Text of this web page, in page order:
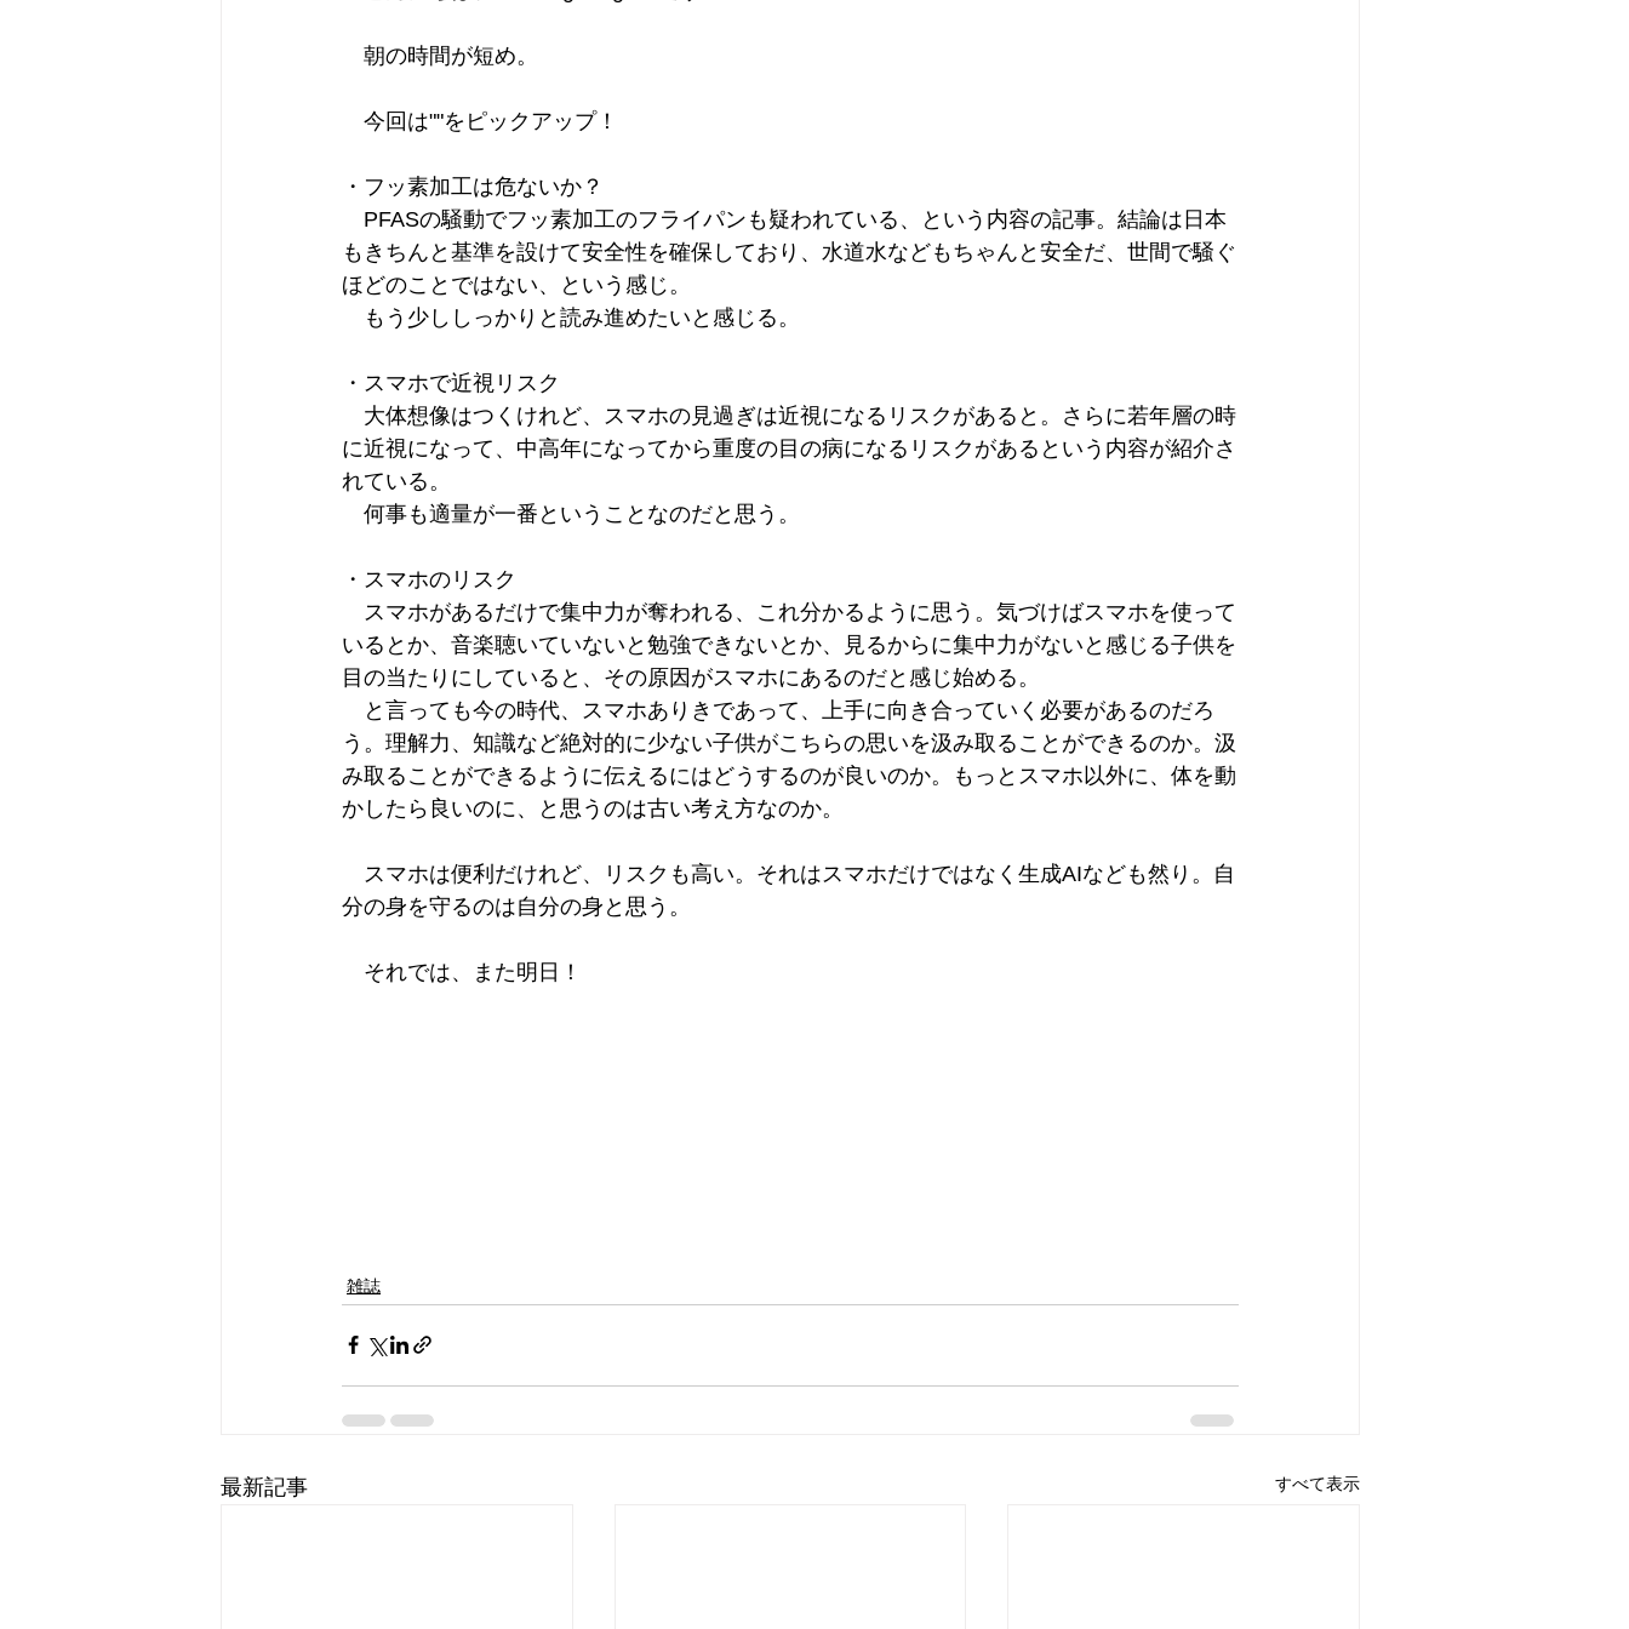
朝の時間が短め。
今回は""をピックアップ！
・フッ素加工は危ないか？
PFASの騒動でフッ素加工のフライパンも疑われている、という内容の記事。結論は日本
もきちんと基準を設けて安全性を確保しており、水道水などもちゃんと安全だ、世間で騒ぐ
ほどのことではない、という感じ。
もう少ししっかりと読み進めたいと感じる。
・スマホで近視リスク
大体想像はつくけれど、スマホの見過ぎは近視になるリスクがあると。さらに若年層の時
に近視になって、中高年になってから重度の目の病になるリスクがあるという内容が紹介さ
れている。
何事も適量が一番ということなのだと思う。
・スマホのリスク
スマホがあるだけで集中力が奪われる、これ分かるように思う。気づけばスマホを使って
いるとか、音楽聴いていないと勉強できないとか、見るからに集中力がないと感じる子供を
目の当たりにしていると、その原因がスマホにあるのだと感じ始める。
と言っても今の時代、スマホありきであって、上手に向き合っていく必要があるのだろ
う。理解力、知識など絶対的に少ない子供がこちらの思いを汲み取ることができるのか。汲
み取ることができるように伝えるにはどうするのが良いのか。もっとスマホ以外に、体を動
かしたら良いのに、と思うのは古い考え方なのか。
スマホは便利だけれど、リスクも高い。それはスマホだけではなく生成AIなども然り。自
分の身を守るのは自分の身と思う。
それでは、また明日！
雑誌
最新記事 すべて表示